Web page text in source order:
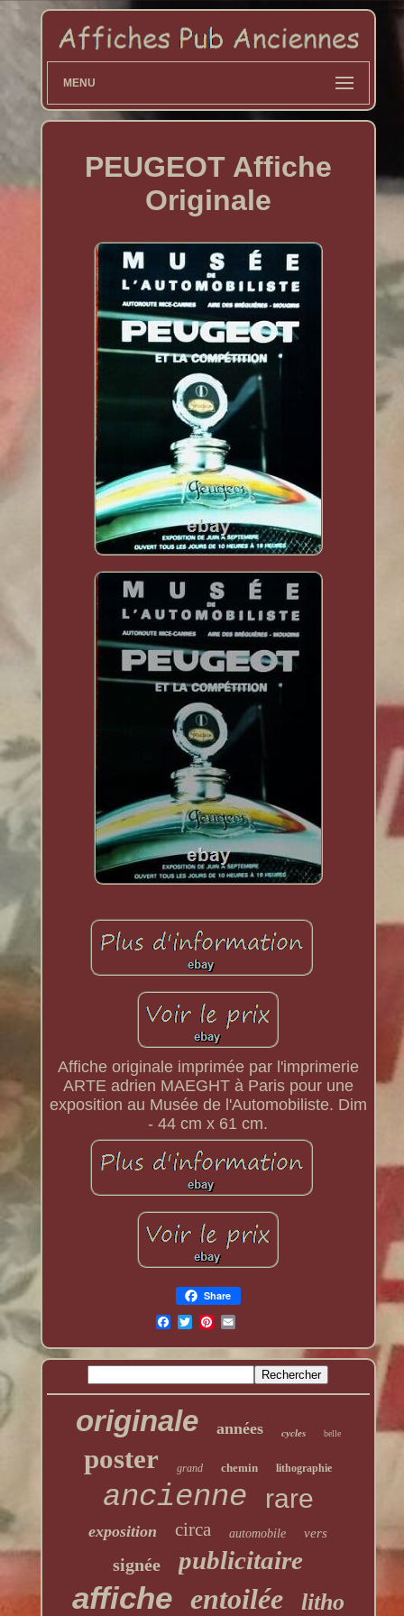
MENU
PEUGEOT Affiche
Originale
Affiche originale imprimée par l'imprimerie
ARTE adrien MAEGHT à Paris pour une
exposition au Musée de l'Automobiliste. Dim
- 44 cm x 61 cm.
Share
originale années cycles belle
poster grand chemin lithographie
ancienne rare
exposition circa automobile vers
signée publicitaire
affiche entoilée litho